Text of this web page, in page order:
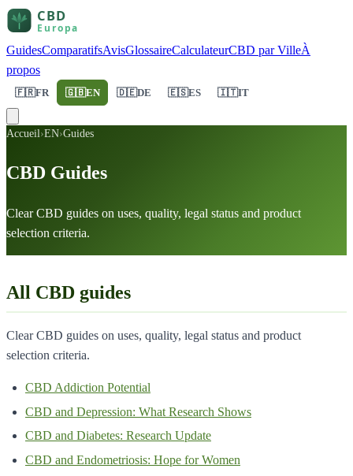
GuidesComparatifsAvisGlossaireCalculateurCBD par VilleÀ
propos
🇫🇷FR 🇬🇧EN 🇩🇪DE 🇪🇸ES 🇮🇹IT
Accueil›EN›Guides
CBD Guides
Clear CBD guides on uses, quality, legal status and product
selection criteria.
All CBD guides
Clear CBD guides on uses, quality, legal status and product
selection criteria.
CBD Addiction Potential
CBD and Depression: What Research Shows
CBD and Diabetes: Research Update
CBD and Endometriosis: Hope for Women